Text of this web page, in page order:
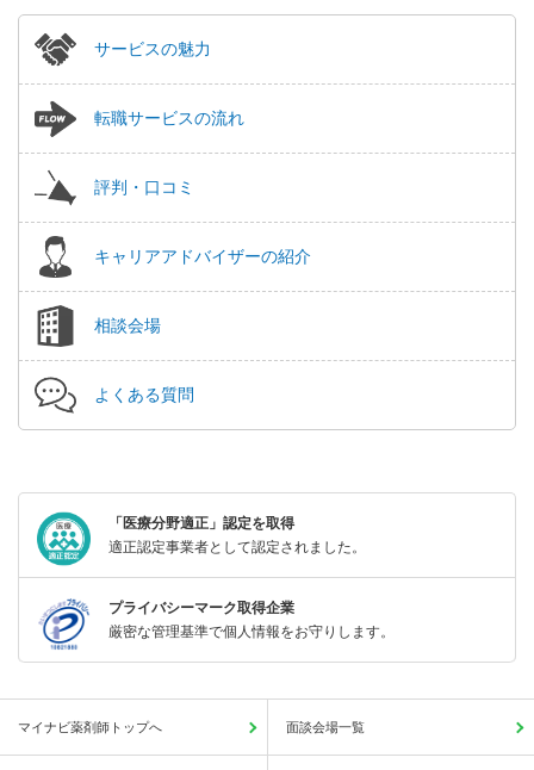
サービスの魅力
転職サービスの流れ
評判・口コミ
キャリアアドバイザーの紹介
相談会場
よくある質問
「医療分野適正」認定を取得
適正認定事業者として認定されました。
プライバシーマーク取得企業
厳密な管理基準で個人情報をお守りします。
マイナビ薬剤師トップへ 面談会場一覧